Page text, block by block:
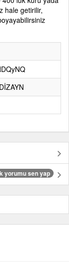
hale getirilir,
yorumu sen yap